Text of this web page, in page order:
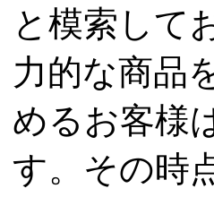
と模索して
力的な商品
めるお客様
す。その時